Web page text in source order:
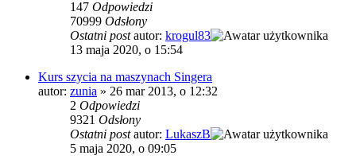
147 Odpowiedzi
70999 Odsłony
Ostatni postautor: krogul83
13 maja 2020, o 15:54
Kurs szycia na maszynach Singera
autor: zunia » 26 mar 2013, o 12:32
2 Odpowiedzi
9321 Odsłony
Ostatni postautor: LukaszB
5 maja 2020, o 09:05